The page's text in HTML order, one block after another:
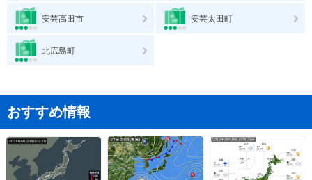
安芸高田市 安芸太田町
北広島町
おすすめ情報